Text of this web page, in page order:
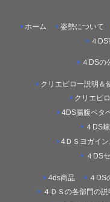
ホーム 姿勢について
４
４DSの
クリエピロー説明＆
クリエピ
4DS腸腹ペタ
４DS
4ＤＳヨガイ
４DS
4ds商品
４DS
４ＤＳの各部門の説